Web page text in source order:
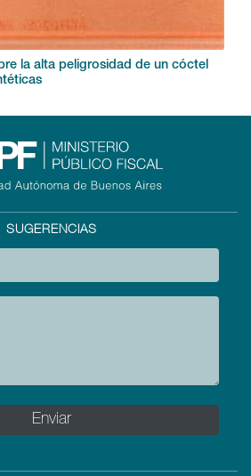
la alta peligrosidad de un cóctel
SUGERENCIAS